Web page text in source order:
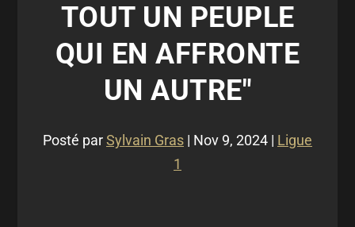
TOUT UN PEUPLE
QUI EN AFFRONTE
UN AUTRE"
Posté parSylvain Gras | Nov 9, 2024 | Ligue
1